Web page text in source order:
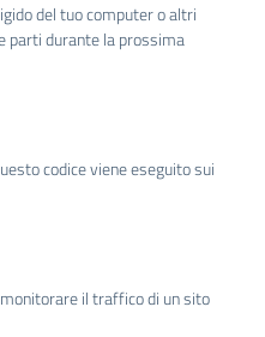
del tuo computer o altri
parti durante la prossima
codice viene eseguito sui
il traffico di un sito